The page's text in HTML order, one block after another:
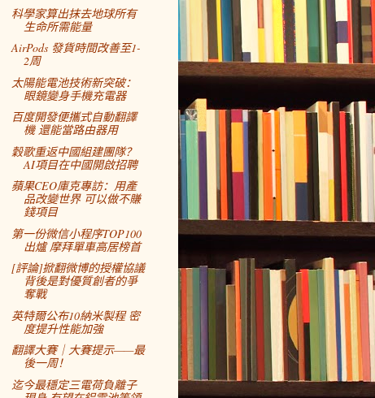
科學家算出抹去地球所有
生命所需能量
AirPods 發貨時間改善至1-
2周
太陽能電池技術新突破：
眼鏡變身手機充電器
百度開發便攜式自動翻譯
機 還能當路由器用
穀歌重返中國組建團隊？
AI項目在中國開啟招聘
蘋果CEO庫克專訪：用產
品改變世界 可以做不賺
錢項目
第一份微信小程序TOP100
出爐 摩拜單車高居榜首
[評論]掀翻微博的授權協議
背後是對優質創者的爭
奪戰
英特爾公布10納米製程 密
度提升性能加強
翻譯大賽｜大賽提示——最
後一周！
迄今最穩定三電荷負離子